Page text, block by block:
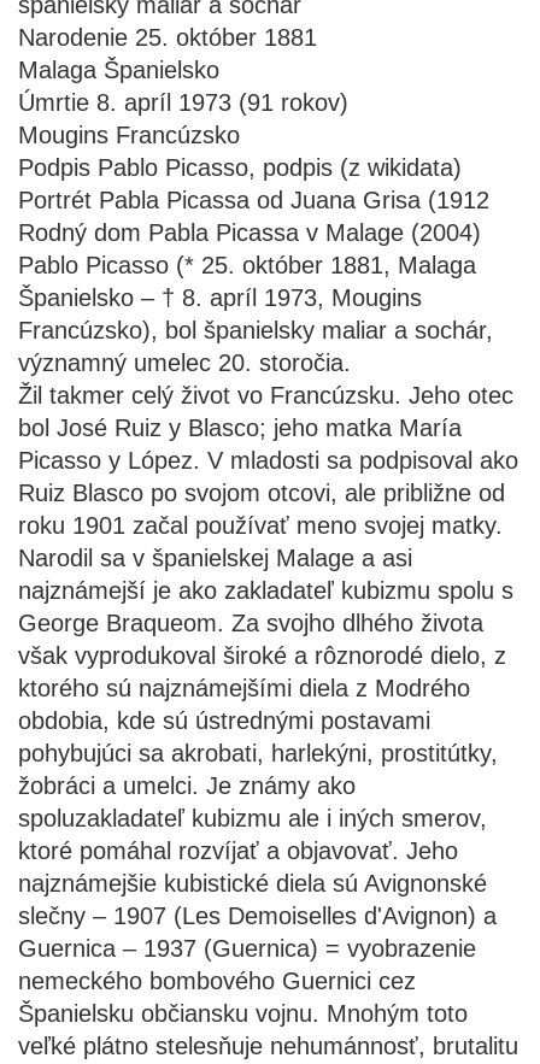
Narodenie 25. október 1881
Malaga Španielsko
Úmrtie 8. apríl 1973 (91 rokov)
Mougins Francúzsko
Podpis Pablo Picasso, podpis (z wikidata)
Portrét Pabla Picassa od Juana Grisa (1912
Rodný dom Pabla Picassa v Malage (2004)
Pablo Picasso (* 25. október 1881, Malaga
Španielsko – † 8. apríl 1973, Mougins
Francúzsko), bol španielsky maliar a sochár,
významný umelec 20. storočia.
Žil takmer celý život vo Francúzsku. Jeho otec
bol José Ruiz y Blasco; jeho matka María
Picasso y López. V mladosti sa podpisoval ako
Ruiz Blasco po svojom otcovi, ale približne od
roku 1901 začal používať meno svojej matky.
Narodil sa v španielskej Malage a asi
najznámejší je ako zakladateľ kubizmu spolu s
George Braqueom. Za svojho dlhého života
však vyprodukoval široké a rôznorodé dielo, z
ktorého sú najznámejšími diela z Modrého
obdobia, kde sú ústrednými postavami
pohybujúci sa akrobati, harlekýni, prostitútky,
žobráci a umelci. Je známy ako
spoluzakladateľ kubizmu ale i iných smerov,
ktoré pomáhal rozvíjať a objavovať. Jeho
najznámejšie kubistické diela sú Avignonské
slečny – 1907 (Les Demoiselles d'Avignon) a
Guernica – 1937 (Guernica) = vyobrazenie
nemeckého bombového Guernici cez
Španielsku občiansku vojnu. Mnohým toto
veľké plátno stelesňuje nehumánnosť, brutalitu